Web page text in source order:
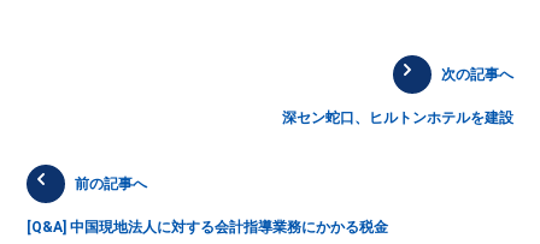
次の記事へ
深セン蛇口、ヒルトンホテルを建設
前の記事へ
[Q&A] 中国現地法人に対する会計指導業務にかかる税金